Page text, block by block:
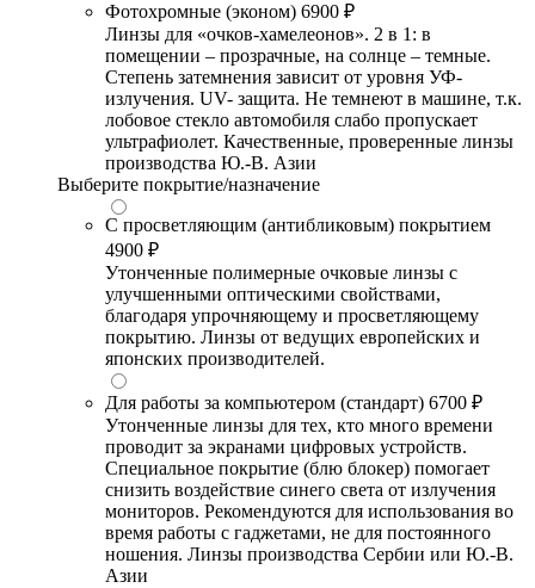
Фотохромные (эконом) 6900 ₽
Линзы для «очков-хамелеонов». 2 в 1: в
помещении – прозрачные, на солнце – темные.
Степень затемнения зависит от уровня УФ-
излучения. UV- защита. Не темнеют в машине, т.к.
лобовое стекло автомобиля слабо пропускает
ультрафиолет. Качественные, проверенные линзы
производства Ю.-В. Азии
Выберите покрытие/назначение
С просветляющим (антибликовым) покрытием
4900 ₽
Утонченные полимерные очковые линзы с
улучшенными оптическими свойствами,
благодаря упрочняющему и просветляющему
покрытию. Линзы от ведущих европейских и
японских производителей.
Для работы за компьютером (стандарт) 6700 ₽
Утонченные линзы для тех, кто много времени
проводит за экранами цифровых устройств.
Специальное покрытие (блю блокер) помогает
снизить воздействие синего света от излучения
мониторов. Рекомендуются для использования во
время работы с гаджетами, не для постоянного
ношения. Линзы производства Сербии или Ю.-В.
Азии